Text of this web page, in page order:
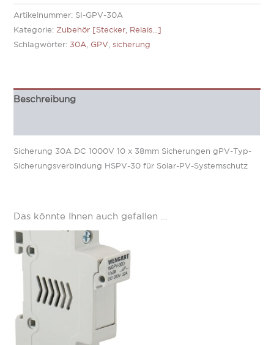
Artikelnummer: SI-GPV-30A
Kategorie: Zubehör [Stecker, Relais...]
Schlagwörter: 30A GPV ,sicherung
Beschreibung
Sicherung 30A DC 1000V 10 x 38mm Sicherungen gPV-Typ-
Sicherungsverbindung HSPV-30 für Solar-PV-Systemschutz
Das könnte Ihnen auch gefallen …